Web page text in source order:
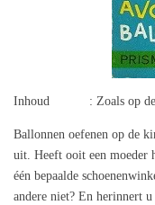
Inhoud : Zoals op de
Ballonnen oefenen op de
uit. Heeft ooit een moeder
één bepaalde
andere niet? En herinnert